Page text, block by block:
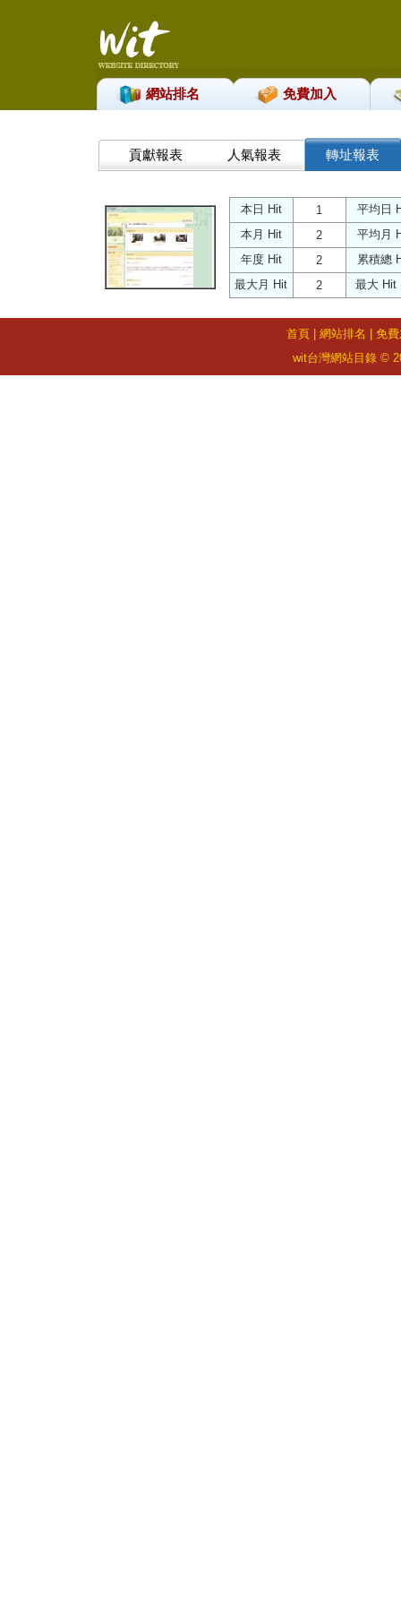
網站排名 免費加入
貢獻報表 人氣報表 轉址報表
本日 Hit 1
平均日
本月 Hit
2
平均月
年度 Hit
2
累積總
最大月 Hit
2 最大 Hit
首頁| 網站排名
免
wit台灣網站目錄 ©